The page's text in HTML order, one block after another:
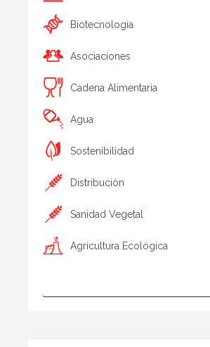
Biotecnologia
Asociaciones
Cadena Alimentaria
Agua
Sostenibilidad
Distribución
Sanidad Vegetal
Agricultura Ecológica